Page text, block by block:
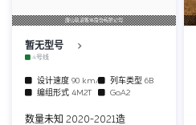
唐山轨道客车股份有限公司
暂无型号
4号线
设计速度 90 km/h 列车类型 6B
编组形式 4M2T GoA2
数量未知 2020-2021造